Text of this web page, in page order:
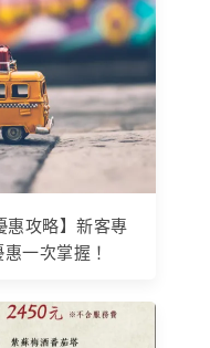
惠攻略】新客專
一次掌握！